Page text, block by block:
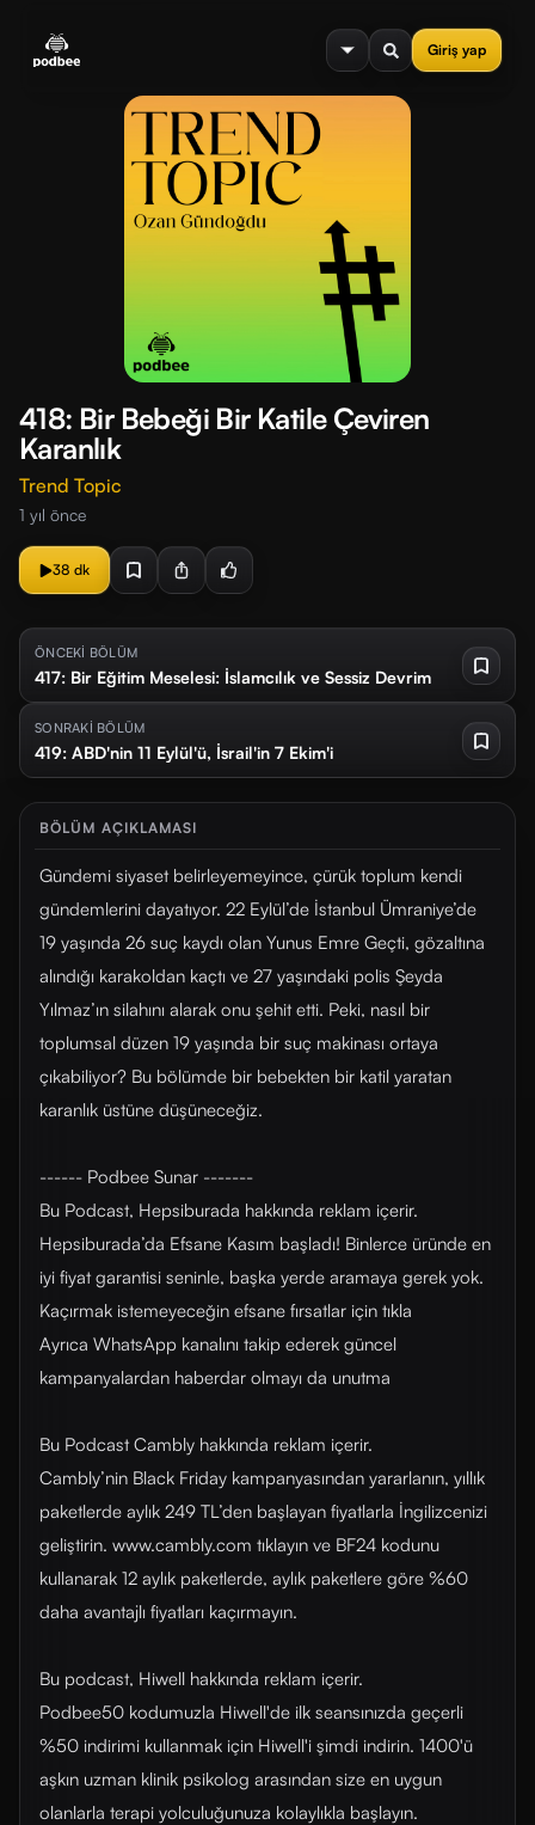
Giriş yap
menu
418: Bir Bebeği Bir Katile Çeviren
Karanlık
Trend Topic
1 yıl önce
38 dk
ÖNCEKİ BÖLÜM
417: Bir Eğitim Meselesi: İslamcılık ve Sessiz Devrim
SONRAKİ BÖLÜM
419: ABD'nin 11 Eylül'ü, İsrail'in 7 Ekim'i
BÖLÜM AÇIKLAMASI
Gündemi siyaset belirleyemeyince, çürük toplum kendi
gündemlerini dayatıyor. 22 Eylül’de İstanbul Ümraniye’de
19 yaşında 26 suç kaydı olan Yunus Emre Geçti, gözaltına
alındığı karakoldan kaçtı ve 27 yaşındaki polis Şeyda
Yılmaz’ın silahını alarak onu şehit etti. Peki, nasıl bir
toplumsal düzen 19 yaşında bir suç makinası ortaya
çıkabiliyor? Bu bölümde bir bebekten bir katil yaratan
karanlık üstüne düşüneceğiz.
------ Podbee Sunar -------
Bu Podcast, Hepsiburada hakkında reklam içerir.
Hepsiburada’da Efsane Kasım başladı! Binlerce üründe en
iyi fiyat garantisi seninle, başka yerde aramaya gerek yok.
Kaçırmak istemeyeceğin efsane fırsatlar için tıkla
Ayrıca WhatsApp kanalını takip ederek güncel
kampanyalardan haberdar olmayı da unutma
Bu Podcast Cambly hakkında reklam içerir.
Cambly’nin Black Friday kampanyasından yararlanın, yıllık
paketlerde aylık 249 TL’den başlayan fiyatlarla İngilizcenizi
geliştirin. www.cambly.com tıklayın ve BF24 kodunu
kullanarak 12 aylık paketlerde, aylık paketlere göre %60
daha avantajlı fiyatları kaçırmayın.
Bu podcast, Hiwell hakkında reklam içerir.
Podbee50 kodumuzla Hiwell'de ilk seansınızda geçerli
%50 indirimi kullanmak için Hiwell'i şimdi indirin. 1400'ü
aşkın uzman klinik psikolog arasından size en uygun
olanlarla terapi yolculuğunuza kolaylıkla başlayın.